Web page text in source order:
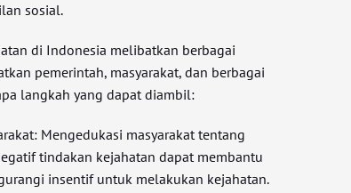
sosial.
di Indonesia melibatkan berbagai
pemerintah, masyarakat, dan berbagai
langkah yang dapat diambil:
Mengedukasi masyarakat tentang
tindakan kejahatan dapat membantu
insentif untuk melakukan kejahatan.